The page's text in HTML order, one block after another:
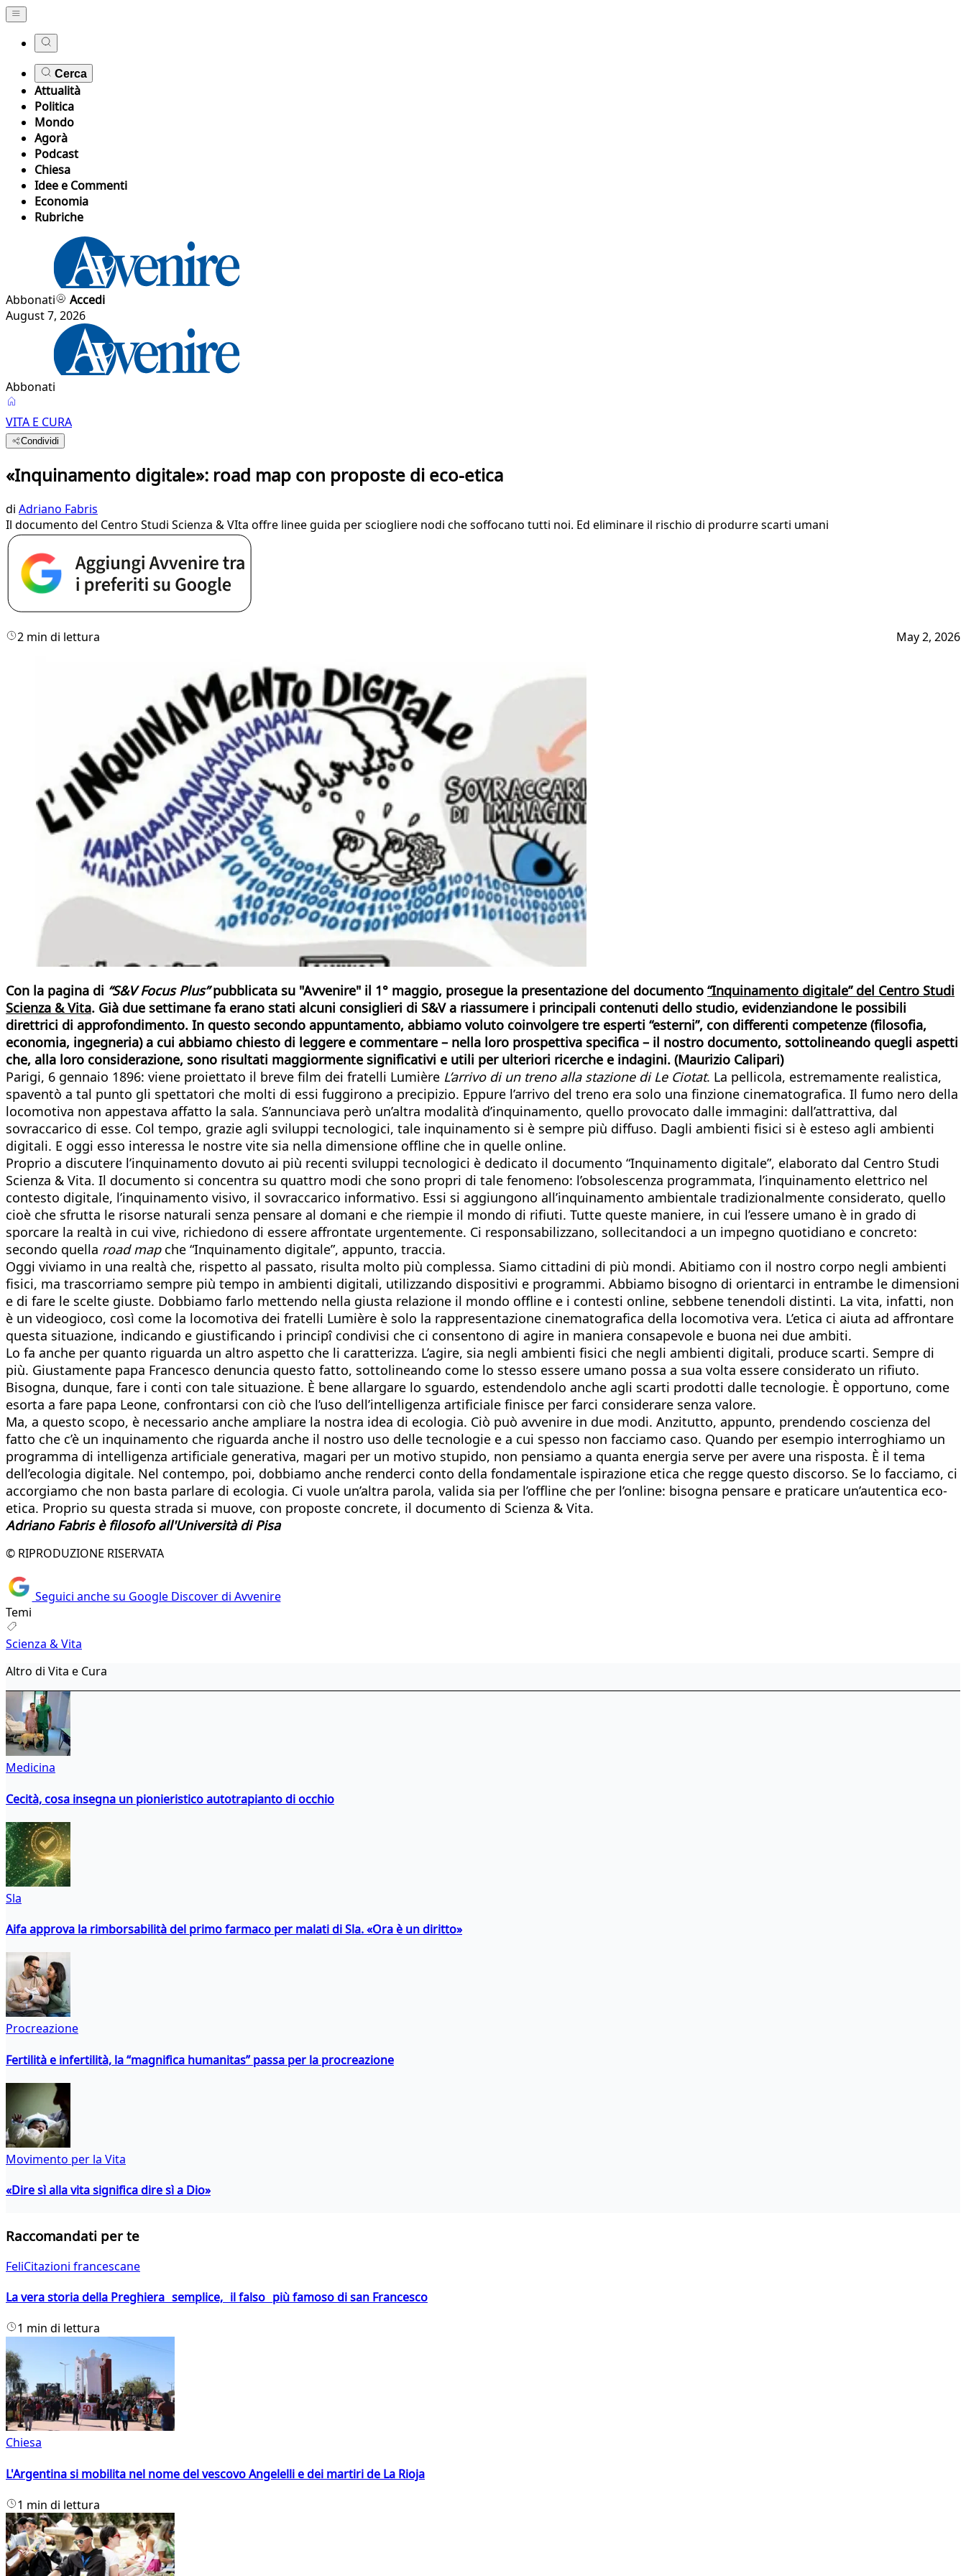
Cerca
Attualità
Politica
Mondo
Agorà
Podcast
Chiesa
Idee e Commenti
Economia
Rubriche
Abbonati
Accedi
August 7, 2026
Abbonati
VITA E CURA
Condividi
«Inquinamento digitale»: road map con proposte di eco-etica
di Adriano Fabris
Il documento del Centro Studi Scienza & VIta offre linee guida per sciogliere nodi che soffocano tutti noi. Ed eliminare il rischio di produrre scarti umani
2 min di lettura May 2, 2026
Con la pagina di “S&V Focus Plus”pubblicata su "Avvenire" il 1° maggio, prosegue la presentazione del documento “Inquinamento digitale” del Centro Studi
Scienza & Vita. Già due settimane fa erano stati alcuni consiglieri di S&V a riassumere i principali contenuti dello studio, evidenziandone le possibili
direttrici di approfondimento. In questo secondo appuntamento, abbiamo voluto coinvolgere tre esperti “esterni”, con differenti competenze (filosofia,
economia, ingegneria) a cui abbiamo chiesto di leggere e commentare – nella loro prospettiva specifica – il nostro documento, sottolineando quegli aspetti
che, alla loro considerazione, sono risultati maggiormente significativi e utili per ulteriori ricerche e indagini. (Maurizio Calipari)
Parigi, 6 gennaio 1896: viene proiettato il breve film dei fratelli Lumière L’arrivo di un treno alla stazione di Le Ciotat. La pellicola, estremamente realistica,
spaventò a tal punto gli spettatori che molti di essi fuggirono a precipizio. Eppure l’arrivo del treno era solo una finzione cinematografica. Il fumo nero della
locomotiva non appestava affatto la sala. S’annunciava però un’altra modalità d’inquinamento, quello provocato dalle immagini: dall’attrattiva, dal
sovraccarico di esse. Col tempo, grazie agli sviluppi tecnologici, tale inquinamento si è sempre più diffuso. Dagli ambienti fisici si è esteso agli ambienti
digitali. E oggi esso interessa le nostre vite sia nella dimensione offline che in quelle online.
Proprio a discutere l’inquinamento dovuto ai più recenti sviluppi tecnologici è dedicato il documento “Inquinamento digitale”, elaborato dal Centro Studi
Scienza & Vita. Il documento si concentra su quattro modi che sono propri di tale fenomeno: l’obsolescenza programmata, l’inquinamento elettrico nel
contesto digitale, l’inquinamento visivo, il sovraccarico informativo. Essi si aggiungono all’inquinamento ambientale tradizionalmente considerato, quello
cioè che sfrutta le risorse naturali senza pensare al domani e che riempie il mondo di rifiuti. Tutte queste maniere, in cui l’essere umano è in grado di
sporcare la realtà in cui vive, richiedono di essere affrontate urgentemente. Ci responsabilizzano, sollecitandoci a un impegno quotidiano e concreto:
secondo quella road mapche “Inquinamento digitale”, appunto, traccia.
Oggi viviamo in una realtà che, rispetto al passato, risulta molto più complessa. Siamo cittadini di più mondi. Abitiamo con il nostro corpo negli ambienti
fisici, ma trascorriamo sempre più tempo in ambienti digitali, utilizzando dispositivi e programmi. Abbiamo bisogno di orientarci in entrambe le dimensioni
e di fare le scelte giuste. Dobbiamo farlo mettendo nella giusta relazione il mondo offline e i contesti online, sebbene tenendoli distinti. La vita, infatti, non
è un videogioco, così come la locomotiva dei fratelli Lumière è solo la rappresentazione cinematografica della locomotiva vera. L’etica ci aiuta ad affrontare
questa situazione, indicando e giustificando i principî condivisi che ci consentono di agire in maniera consapevole e buona nei due ambiti.
Lo fa anche per quanto riguarda un altro aspetto che li caratterizza. L’agire, sia negli ambienti fisici che negli ambienti digitali, produce scarti. Sempre di
più. Giustamente papa Francesco denuncia questo fatto, sottolineando come lo stesso essere umano possa a sua volta essere considerato un rifiuto.
Bisogna, dunque, fare i conti con tale situazione. È bene allargare lo sguardo, estendendolo anche agli scarti prodotti dalle tecnologie. È opportuno, come
esorta a fare papa Leone, confrontarsi con ciò che l’uso dell’intelligenza artificiale finisce per farci considerare senza valore.
Ma, a questo scopo, è necessario anche ampliare la nostra idea di ecologia. Ciò può avvenire in due modi. Anzitutto, appunto, prendendo coscienza del
fatto che c’è un inquinamento che riguarda anche il nostro uso delle tecnologie e a cui spesso non facciamo caso. Quando per esempio interroghiamo un
programma di intelligenza artificiale generativa, magari per un motivo stupido, non pensiamo a quanta energia serve per avere una risposta. È il tema
dell’ecologia digitale. Nel contempo, poi, dobbiamo anche renderci conto della fondamentale ispirazione etica che regge questo discorso. Se lo facciamo, ci
accorgiamo che non basta parlare di ecologia. Ci vuole un’altra parola, valida sia per l’offline che per l’online: bisogna pensare e praticare un’autentica eco-
etica. Proprio su questa strada si muove, con proposte concrete, il documento di Scienza & Vita.
Adriano Fabris è filosofo all'Università di Pisa
© RIPRODUZIONE RISERVATA
Seguici anche su Google Discover di Avvenire
Temi
Scienza & Vita
Altro di Vita e Cura
Medicina
Cecità, cosa insegna un pionieristico autotrapianto di occhio
Sla
Aifa approva la rimborsabilità del primo farmaco per malati di Sla. «Ora è un diritto»
Procreazione
Fertilità e infertilità, la “magnifica humanitas” passa per la procreazione
Movimento per la Vita
«Dire sì alla vita significa dire sì a Dio»
Raccomandati per te
FeliCitazioni francescane
La vera storia della Preghiera semplice, il falso più famoso di san Francesco
1 min di lettura
Chiesa
L'Argentina si mobilita nel nome del vescovo Angelelli e dei martiri de La Rioja
1 min di lettura